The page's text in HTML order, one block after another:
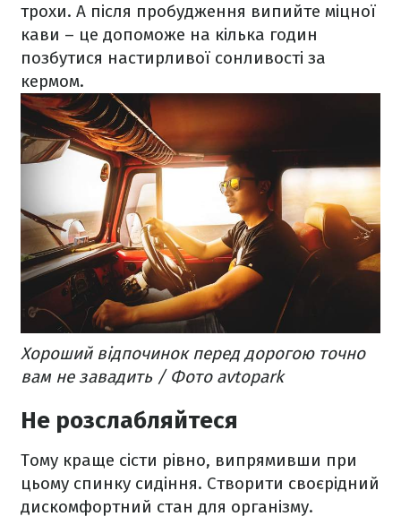
трохи. А після пробудження випийте міцної
кави – це допоможе на кілька годин
позбутися настирливої сонливості за
кермом.
Хороший відпочинок перед дорогою точно
вам не завадить / Фото avtopark
Не розслабляйтеся
Тому краще сісти рівно, випрямивши при
цьому спинку сидіння. Створити своєрідний
дискомфортний стан для організму.